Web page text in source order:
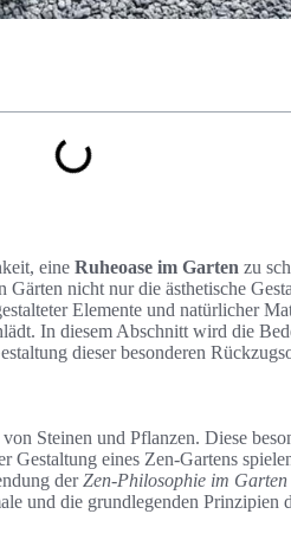
eine Ruheoase im Garten zu
nicht nur die ästhetische
Elemente und natürlicher
In diesem Abschnitt wird die
dieser besonderen
Steinen und Pflanzen. Diese
Gestaltung eines Zen-Gartens
derZen-Philosophie im Garten
und die grundlegenden Prinzipien